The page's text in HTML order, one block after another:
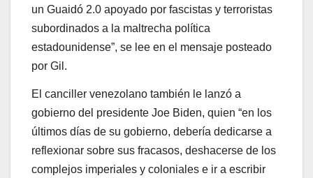
un Guaidó 2.0 apoyado por fascistas y terroristas
subordinados a la maltrecha política
estadounidense”, se lee en el mensaje posteado
por Gil.
El canciller venezolano también le lanzó a
gobierno del presidente Joe Biden, quien “en los
últimos días de su gobierno, debería dedicarse a
reflexionar sobre sus fracasos, deshacerse de los
complejos imperiales y coloniales e ir a escribir